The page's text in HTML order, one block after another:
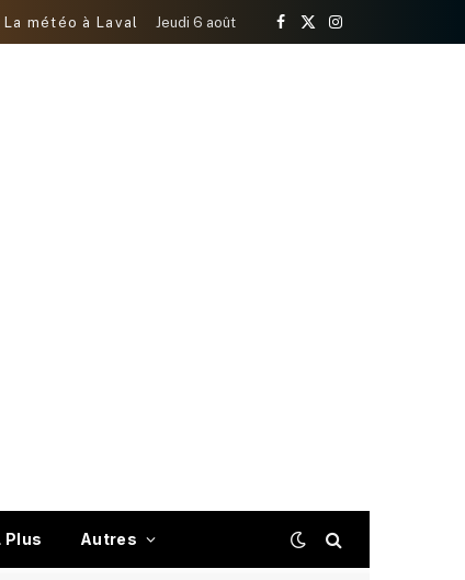
La météo à Laval Jeudi 6 août
Facebook
X
Instagram
Plus Autres